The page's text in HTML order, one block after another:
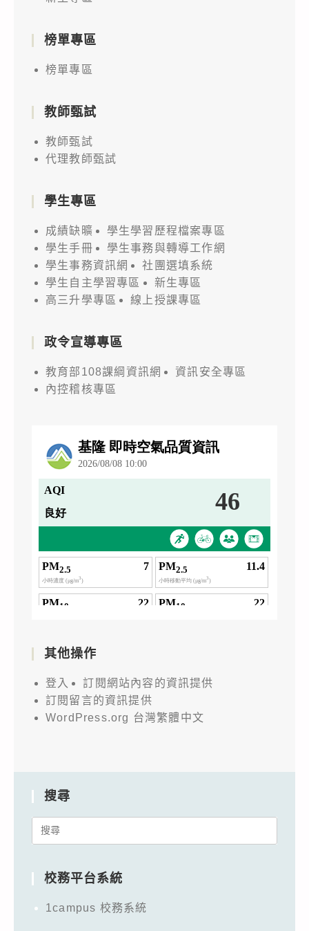
榜單專區
榜單專區
教師甄試
教師甄試
代理教師甄試
學生專區
成績缺曠
學生學習歷程檔案專區
學生手冊
學生事務與轉導工作網
學生事務資訊網
社團選填系統
學生自主學習專區
新生專區
高三升學專區
線上授課專區
政令宣導專區
教育部108課綱資訊網
資訊安全專區
內控稽核專區
其他操作
登入
訂閱網站內容的資訊提供
訂閱留言的資訊提供
WordPress.org 台灣繁體中文
搜尋
Search
校務平台系統
1campus 校務系統